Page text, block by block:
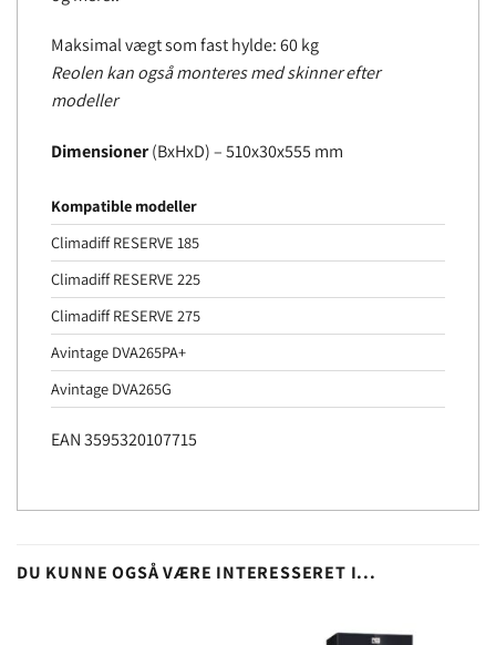
Maksimal vægt som fast hylde: 60 kg
Reolen kan også monteres med skinner efter
modeller
Dimensioner(BxHxD) – 510x30x555 mm
Kompatible modeller
Climadiff RESERVE 185
Climadiff RESERVE 225
Climadiff RESERVE 275
Avintage DVA265PA+
Avintage DVA265G
EAN 3595320107715
DU KUNNE OGSÅ VÆRE INTERESSERET I...